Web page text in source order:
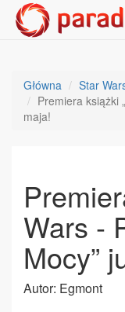
Główna Star
Premiera książki
maja!
Wars -
Mocy”
Autor: Egmont